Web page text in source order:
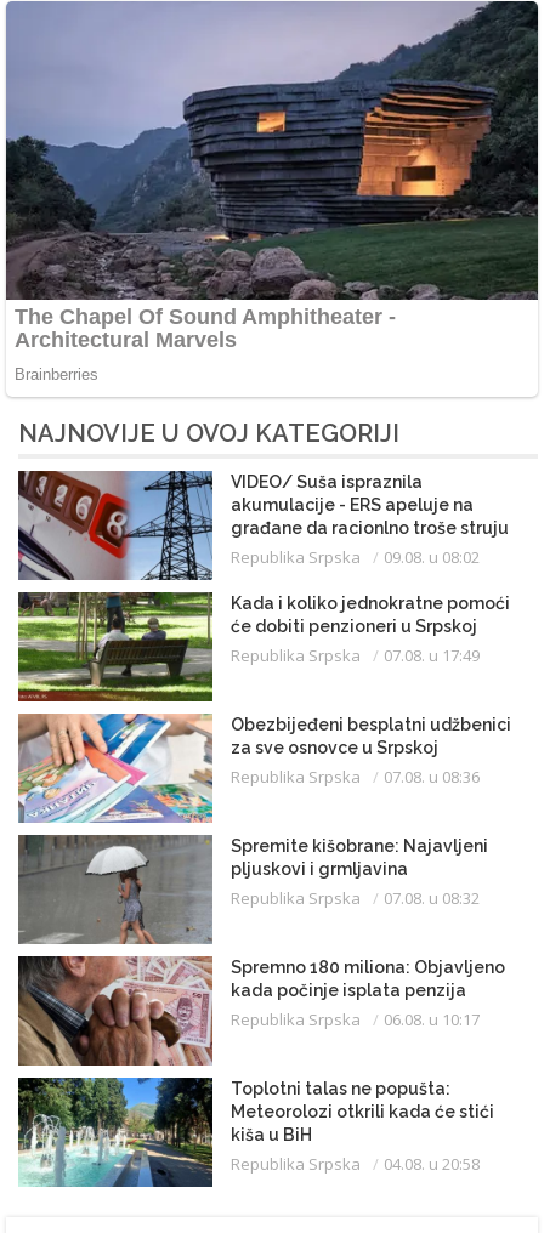
NAJNOVIJE U OVOJ KATEGORIJI
VIDEO/ Suša ispraznila
akumulacije - ERS apeluje na
građane da racionlno troše struju
Republika Srpska 09.08. u 08:02
Kada i koliko jednokratne pomoći
će dobiti penzioneri u Srpskoj
Republika Srpska 07.08. u 17:49
Obezbijeđeni besplatni udžbenici
za sve osnovce u Srpskoj
Republika Srpska 07.08. u 08:36
Spremite kišobrane: Najavljeni
pljuskovi i grmljavina
Republika Srpska 07.08. u 08:32
Spremno 180 miliona: Objavljeno
kada počinje isplata penzija
Republika Srpska 06.08. u 10:17
Toplotni talas ne popušta:
Meteorolozi otkrili kada će stići
kiša u BiH
Republika Srpska 04.08. u 20:58